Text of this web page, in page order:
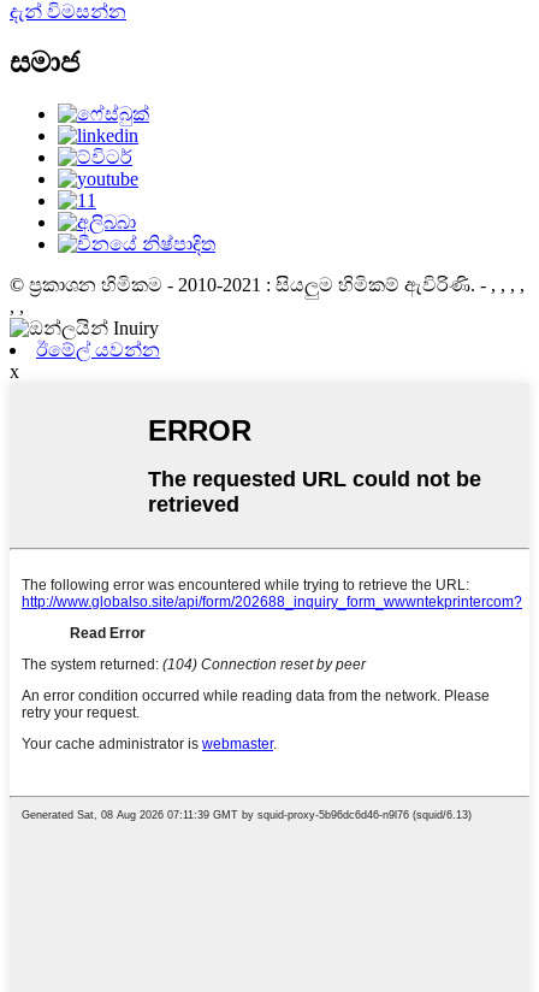
දැන් විමසන්න
සමාජ
© ප්‍රකාශන හිමිකම - 2010-2021 : සියලුම හිමිකම් ඇවිරිණි. - , , , ,
, ,
ඊමේල් යවන්න
x